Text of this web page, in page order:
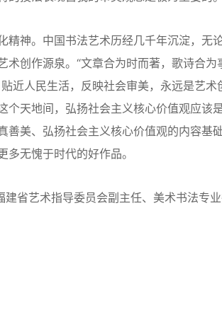
神。中国书法艺术历经几千年沉淀，无
创作源泉。“文章合为时而著，歌诗合为
近人民生活，反映社会审美，永远是艺术
个天地间，弘扬社会主义核心价值观应该
善美、弘扬社会主义核心价值观的内容基
无愧于时代的好作品。
省艺术指导委员会副主任、美术书法专